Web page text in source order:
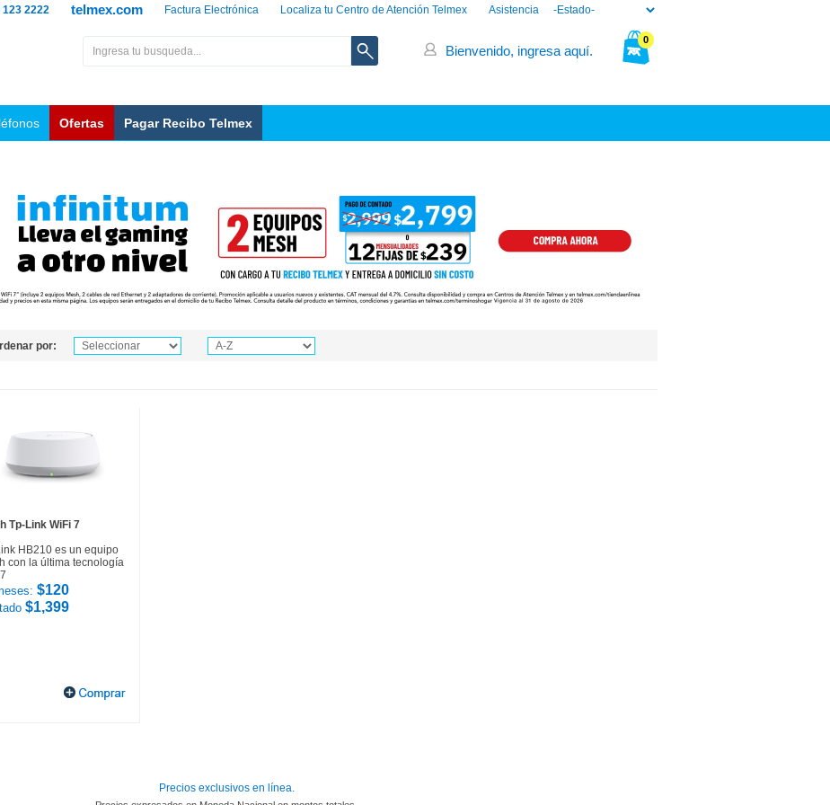
Asistencia
Localiza tu Centro de Atención Telmex
Factura Electrónica
telmex.com
123 2222
0
Bienvenido, ingresa aquí.
Ofertas Pagar Recibo Telmex
por:
Tp-Link WiFi 7
HB210 es un equipo
con la última tecnología
$120
$1,399
Precios exclusivos en línea.